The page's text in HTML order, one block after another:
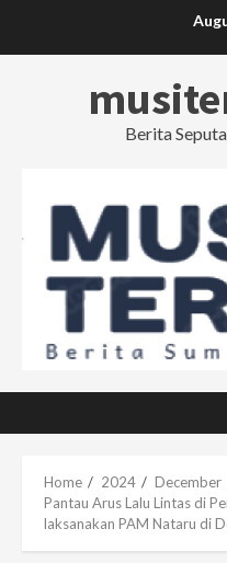
Berita
Home 2024 December
Pantau Arus Lalu Lintas di
laksanakan PAM Nataru di